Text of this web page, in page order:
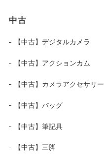
中古
【中古】デジタルカメラ
【中古】アクションカム
【中古】カメラアクセサリー
【中古】バッグ
【中古】筆記具
【中古】三脚